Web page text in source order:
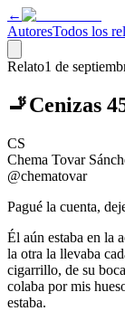
←
AutoresTodos los
Relato1 de
🚬Cenizas
CS
Chema Tovar
@chematovar
Pagué la cuenta,
Él aún estaba en la
la otra la llevaba
cigarrillo, de su
colaba por mis
estaba.